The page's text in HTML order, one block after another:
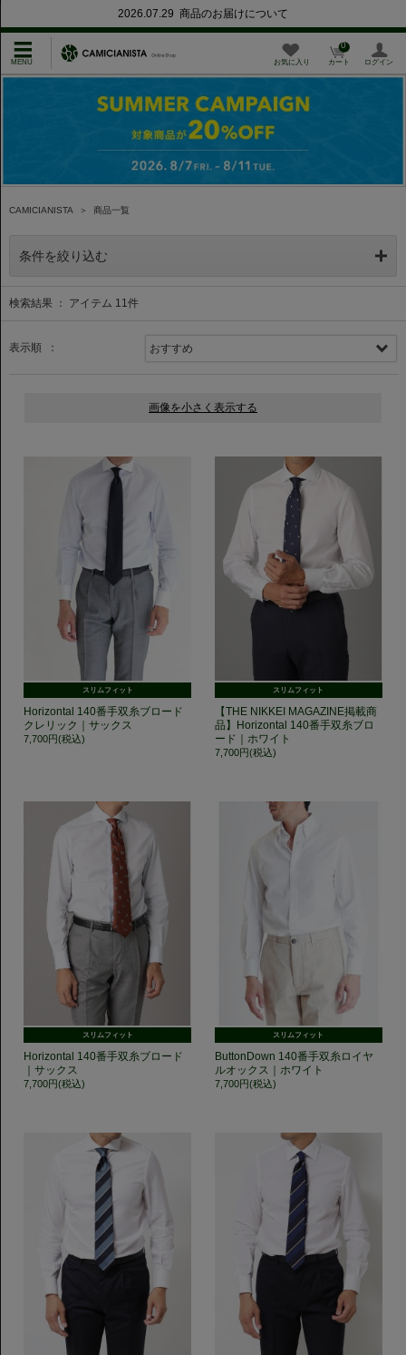
2026.07.29 商品のお届けについて
お気に入り カート
0
ログイン
CAMICIANISTA ＞ 商品一覧
条件を絞り込む
検索結果 ： アイテム 11 件
表示順 ：
スリムフィット
Horizontal 140番手双糸ブロード
クレリック｜サックス
7,700円(税込)
スリムフィット
【THE NIKKEI MAGAZINE掲載商
品】Horizontal 140番手双糸ブロ
ード｜ホワイト
7,700円(税込)
スリムフィット
Horizontal 140番手双糸ブロード
｜サックス
7,700円(税込)
スリムフィット
ButtonDown 140番手双糸ロイヤ
ルオックス｜ホワイト
7,700円(税込)